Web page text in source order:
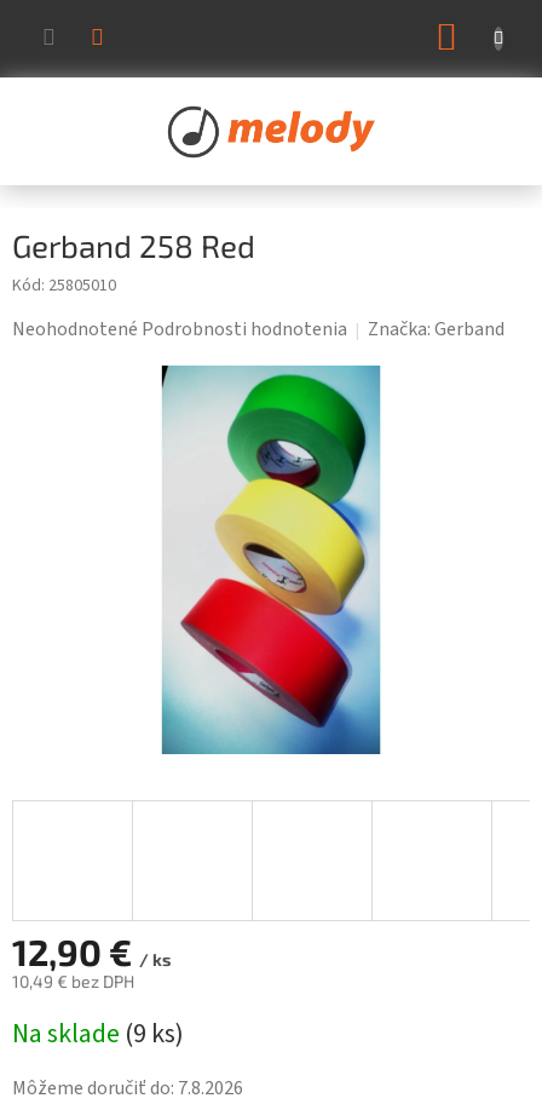
obsah
Gerband 258 Red
Kód: 25805010
Priemerné
Neohodnotené Podrobnosti hodnotenia Značka:Gerband
12,90 € / ks
10,49 € bez DPH
cena:
Na sklade (9 ks)
Môžeme doručiť do: 7.8.2026